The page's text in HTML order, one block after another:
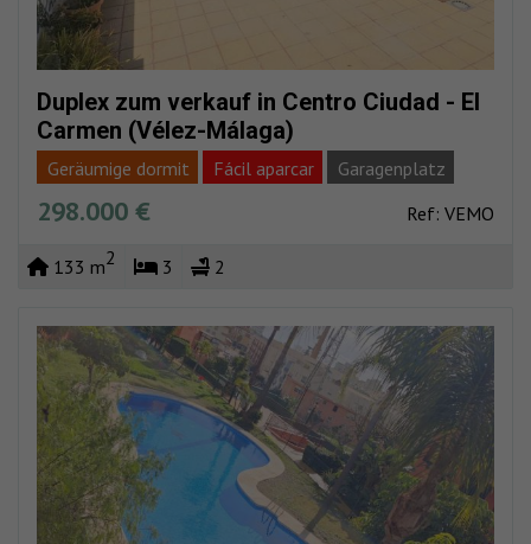
Duplex zum verkauf in Centro Ciudad - El
Carmen (Vélez-Málaga)
Geräumige dormit Fácil aparcar
Garagenplatz
Volles zentrum
298.000 € Ref: VEMO
133 m2 3 2